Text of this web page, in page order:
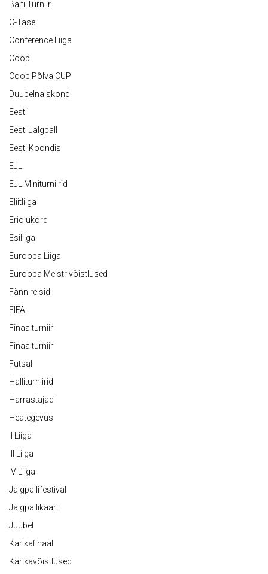
Balti Turniir
C-Tase
Conference Liiga
Coop
Coop Põlva CUP
Duubelnaiskond
Eesti
Eesti Jalgpall
Eesti Koondis
EJL
EJL Miniturniirid
Eliitliiga
Eriolukord
Esiliiga
Euroopa Liiga
Euroopa Meistrivõistlused
Fännireisid
FIFA
Finaalturniir
Finaalturniir
Futsal
Halliturniirid
Harrastajad
Heategevus
II Liiga
III Liiga
IV Liiga
Jalgpallifestival
Jalgpallikaart
Juubel
Karikafinaal
Karikavõistlused